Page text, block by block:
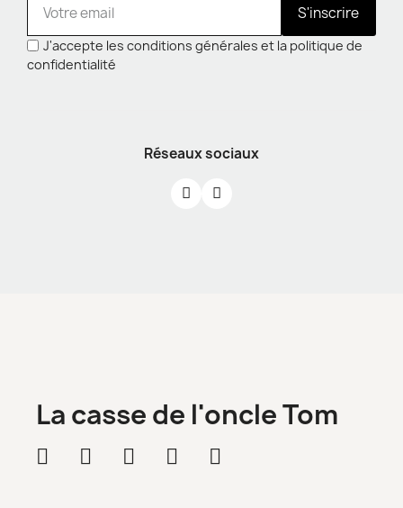
S'inscrire
J'accepte les conditions générales et la politique de
confidentialité
Réseaux sociaux
La casse de l'oncle Tom